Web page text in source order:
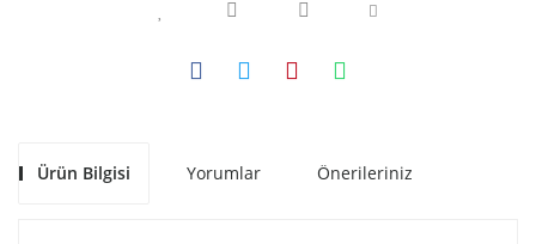
Ürün Bilgisi Yorumlar Önerileriniz